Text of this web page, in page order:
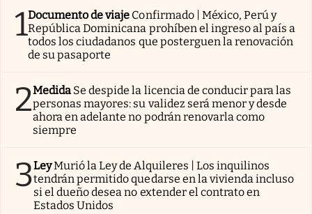
1Documento de viaje Confirmado | México, Perú y
República Dominicana prohíben el ingreso al país a
todos los ciudadanos que posterguen la renovación
de su pasaporte
2Medida Se despide la licencia de conducir para las
personas mayores: su validez será menor y desde
ahora en adelante no podrán renovarla como
siempre
3LeyMurió la Ley de Alquileres | Los inquilinos
tendrán permitido quedarse en la vivienda incluso
si el dueño desea no extender el contrato en
Estados Unidos